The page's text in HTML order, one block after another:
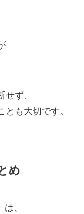
ず、
も大切です。
め
は、